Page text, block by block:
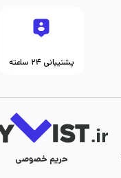
پشتیبانی ۲۴ ساعته
حریم خصوصی